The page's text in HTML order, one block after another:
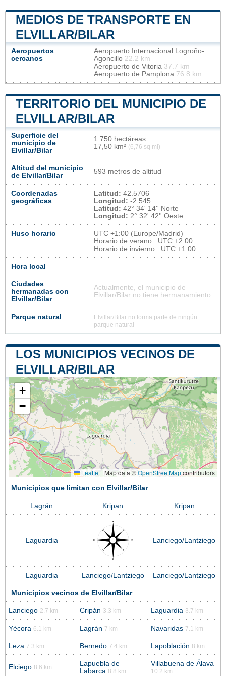
MEDIOS DE TRANSPORTE EN
ELVILLAR/BILAR
Aeropuertos
cercanos
Aeropuerto Internacional Logroño-
Agoncillo 22.2 km
Aeropuerto de Vitoria 37.7 km
Aeropuerto de Pamplona 76.8 km
TERRITORIO DEL MUNICIPIO DE
ELVILLAR/BILAR
Superficie del
municipio de
Elvillar/Bilar
1 750 hectáreas
17,50 km² (6,76 sq mi)
Altitud del municipio
de Elvillar/Bilar
593 metros de altitud
Coordenadas
geográficas
Latitud: 42.5706
Longitud: -2.545
Latitud: 42° 34' 14'' Norte
Longitud: 2° 32' 42'' Oeste
Huso horario UTC +1:00 (Europe/Madrid)
Horario de verano : UTC +2:00
Horario de invierno : UTC +1:00
Hora local
Ciudades
hermanadas con
Elvillar/Bilar
Actualmente, el municipio de
Elvillar/Bilar no tiene hermanamiento
Parque natural
Elvillar/Bilar no forma parte de ningún
parque natural
LOS MUNICIPIOS VECINOS DE
ELVILLAR/BILAR
+
−
Leaflet | Map data ©OpenStreetMapcontributors
Municipios que limitan con Elvillar/Bilar
Lagrán Kripan Kripan
Laguardia Lanciego/Lantziego
Laguardia Lanciego/Lantziego Lanciego/Lantziego
Municipios vecinos de Elvillar/Bilar
Lanciego 2.7 km Cripán 3.3 km Laguardia 3.7 km
Yécora 6.1 km Lagrán 7 km Navaridas 7.1 km
Leza 7.3 km Bernedo 7.4 km Lapoblación 8 km
Elciego 8.6 km
Lapuebla de
Labarca 8.8 km
Villabuena de Álava
10.2 km